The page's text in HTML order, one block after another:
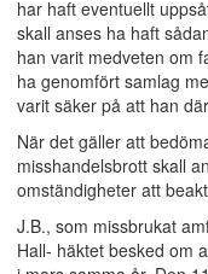
har haft eventuellt
skall anses ha haft
han varit medveten om
ha genomfört samlag
varit säker på att han
När det gäller att
misshandelsbrott skall
omständigheter att
J.B., som missbrukat
Hall- häktet besked om